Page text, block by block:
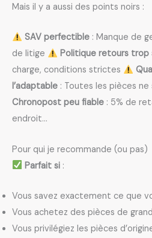
Mais il y a aussi des points noirs :
SAV perfectible: Manque de
de litige
Politique retours
charge, conditions strictes
l’adaptable : Toutes les pièces
Chronopost peu fiable : 5% de
endroit…
Pour qui je recommande (ou pas)
Parfait si:
Vous savez exactement ce que
Vous achetez des pièces de
Vous privilégiez les pièces